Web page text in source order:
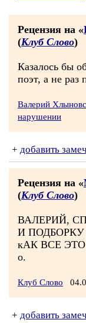
Рецензия на «
(Клуб Слово)
Казалось бы
поэт, а не раз
Валерий
нарушении
+ добавить
Рецензия на «
(Клуб Слово)
ВАЛЕРИЙ,
И
кАК ВСЕ
о.
Клуб Слово
+ добавить